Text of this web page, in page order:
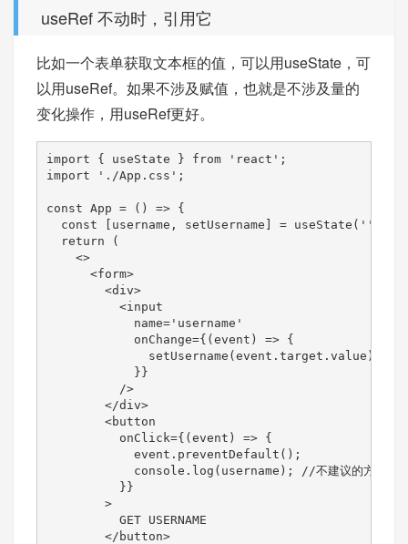
useRef 不动时，引用它
比如一个表单获取文本框的值，可以用useState，可
以用useRef。如果不涉及赋值，也就是不涉及量的
变化操作，用useRef更好。
import { useState } from 'react';
import './App.css';
const App = () => {
  const [username, setUsername] = useState('');
  return (
    <>
      <form>
        <div>
          <input
            name='username'
            onChange={(event) => {
              setUsername(event.target.value);
            }}
          />
        </div>
        <button
          onClick={(event) => {
            event.preventDefault();
console.log(username); //不建议的方式，因
          }}
        >
          GET USERNAME
        </button>